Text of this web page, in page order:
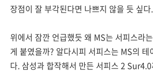
장점이 잘 부각된다면 나쁘지 않을 듯 싶다.
위에서 잠깐 언급했듯 왜 MS는 서피스라
게 붙였을까? 알다시피 서피스는 MS의 테
다. 삼성과 합작해서 만든 서피스 2